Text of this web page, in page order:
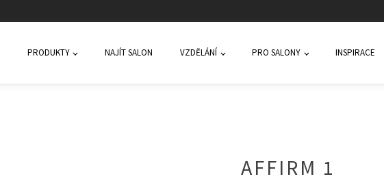
PRODUKTY NAJÍT SALON VZDĚLÁNÍ PRO SALONY INSPIRACE
AFFIRM 1